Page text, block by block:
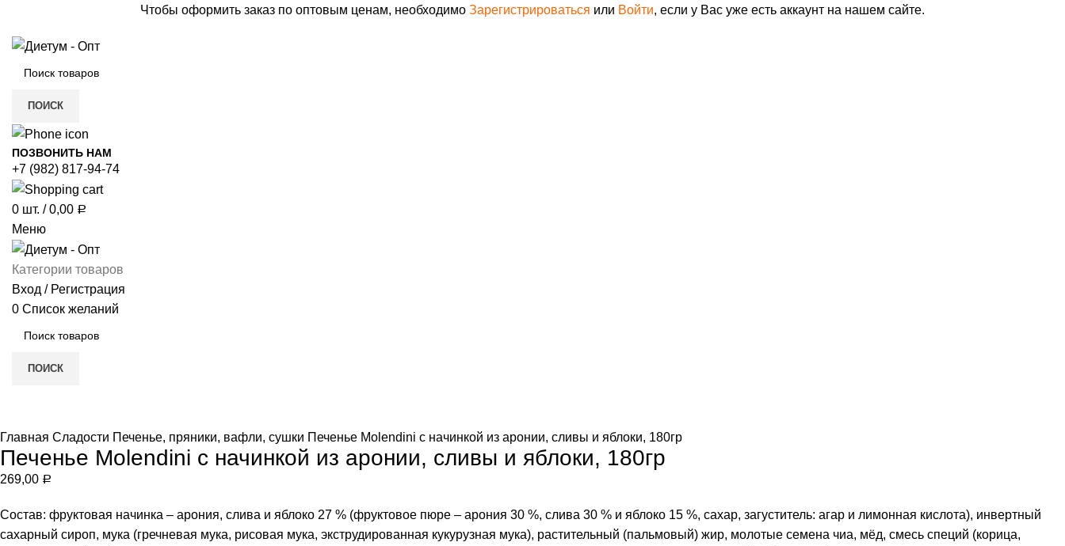
Чтобы оформить заказ по оптовым ценам, необходимо Зарегистрироваться или Войти, если у Вас уже есть аккаунт на нашем сайте.
ПОИСК
ПОЗВОНИТЬ НАМ
+7 (982) 817-94-74
0 шт. / 0,00 Р
Меню
Категории товаров
Вход / Регистрация
0 Список желаний
ПОИСК
Главная Сладости Печенье, пряники, вафли, сушки Печенье Molendini с начинкой из аронии, сливы и яблоки, 180гр
Печенье Molendini с начинкой из аронии, сливы и яблоки, 180гр
269,00 Р
Состав: фруктовая начинка – арония, слива и яблоко 27 % (фруктовое пюре – арония 30 %, слива 30 % и яблоко 15 %, сахар, загуститель: агар и лимонная кислота), инвертный
сахарный сироп, мука (гречневая мука, рисовая мука, экструдированная кукурузная мука), растительный (пальмовый) жир, молотые семена чиа, мёд, смесь специй (корица,